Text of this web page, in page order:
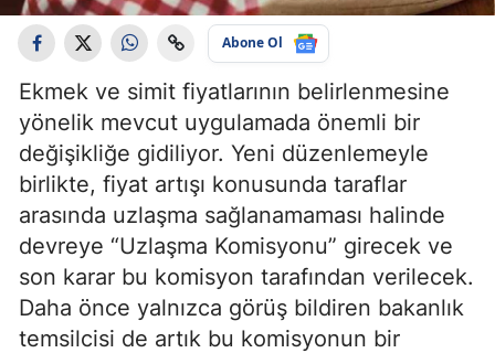
Abone Ol
Ekmek ve simit fiyatlarının belirlenmesine
yönelik mevcut uygulamada önemli bir
değişikliğe gidiliyor. Yeni düzenlemeyle
birlikte, fiyat artışı konusunda taraflar
arasında uzlaşma sağlanamaması halinde
devreye “Uzlaşma Komisyonu” girecek ve
son karar bu komisyon tarafından verilecek.
Daha önce yalnızca görüş bildiren bakanlık
temsilcisi de artık bu komisyonun bir